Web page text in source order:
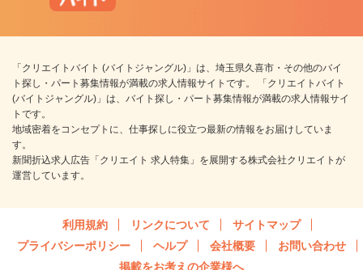
「クリエイトバイト (バイトジャングル)」は、埼玉県久喜市・その他のバイ
ト探し・パート募集情報が満載の求人情報サイトです。 「クリエイトバイト
(バイトジャングル)」は、バイト探し・パート募集情報が満載の求人情報サイ
トです。
地域密着をコンセプトに、仕事探しに役立つ最新の情報をお届けしていま
す。
新聞折込求人広告「クリエイト 求人特集」を展開する株式会社クリエイトが
運営しています。
利用規約 リンクについて
サイトマップ
プライバシーポリシー
ヘルプ 会社概要
お問い合わせ
掲載をお考えの企業様へ